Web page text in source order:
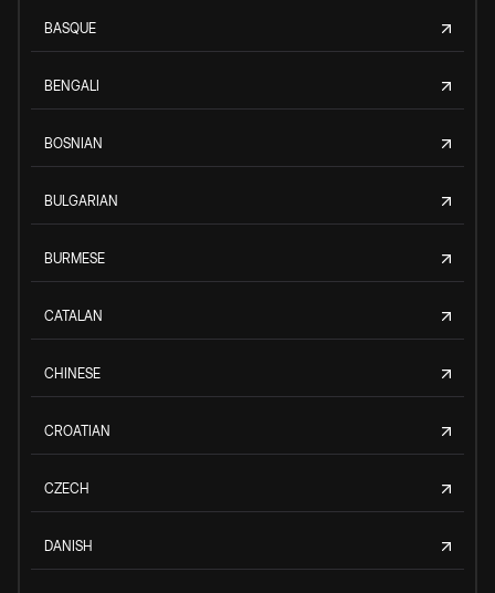
BASQUE
BENGALI
BOSNIAN
BULGARIAN
BURMESE
CATALAN
CHINESE
CROATIAN
CZECH
DANISH